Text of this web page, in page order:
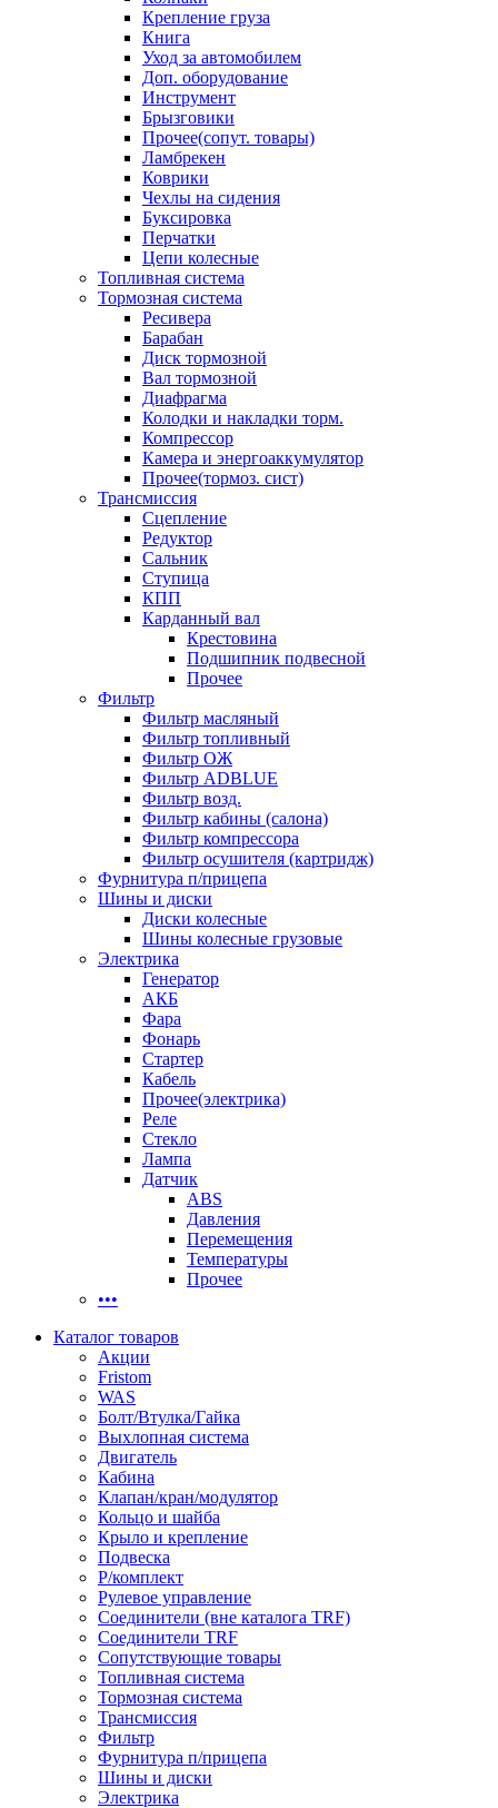
Крепление груза
Книга
Уход за автомобилем
Доп. оборудование
Инструмент
Брызговики
Прочее(сопут. товары)
Ламбрекен
Коврики
Чехлы на сидения
Буксировка
Перчатки
Цепи колесные
Топливная система
Тормозная система
Ресивера
Барабан
Диск тормозной
Вал тормозной
Диафрагма
Колодки и накладки торм.
Компрессор
Камера и энергоаккумулятор
Прочее(тормоз. сист)
Трансмиссия
Сцепление
Редуктор
Сальник
Ступица
КПП
Карданный вал
Крестовина
Подшипник подвесной
Прочее
Фильтр
Фильтр масляный
Фильтр топливный
Фильтр ОЖ
Фильтр ADBLUE
Фильтр возд.
Фильтр кабины (салона)
Фильтр компрессора
Фильтр осушителя (картридж)
Фурнитура п/прицепа
Шины и диски
Диски колесные
Шины колесные грузовые
Электрика
Генератор
АКБ
Фара
Фонарь
Стартер
Кабель
Прочее(электрика)
Реле
Стекло
Лампа
Датчик
ABS
Давления
Перемещения
Температуры
Прочее
•••
Каталог товаров
Акции
Fristom
WAS
Болт/Втулка/Гайка
Выхлопная система
Двигатель
Кабина
Клапан/кран/модулятор
Кольцо и шайба
Крыло и крепление
Подвеска
Р/комплект
Рулевое управление
Соединители (вне каталога TRF)
Соединители TRF
Сопутствующие товары
Топливная система
Тормозная система
Трансмиссия
Фильтр
Фурнитура п/прицепа
Шины и диски
Электрика